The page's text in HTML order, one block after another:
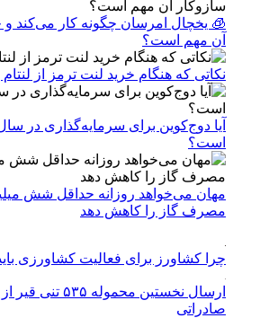
🧊 یخچال امرسان چگونه کار می‌کند و
آن مهم است؟
نکاتی که هنگام خرید لنت ترمز از لنتام
است؟
مهان می‌خواهد روزانه حداقل شش
مصرف گاز را کاهش دهد
چرا کشاورز برای فعالیت کشاورزی
ارسال نخستین
صادراتی